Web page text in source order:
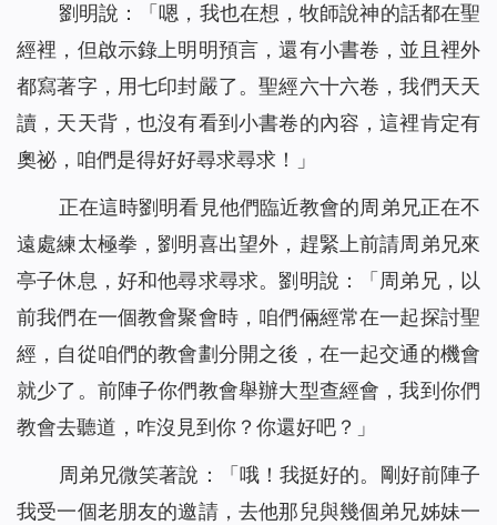
劉明說：「嗯，我也在想，牧師說神的話都在聖
經裡，但啟示錄上明明預言，還有小書卷，並且裡外
都寫著字，用七印封嚴了。聖經六十六卷，我們天天
讀，天天背，也沒有看到小書卷的內容，這裡肯定有
奧祕，咱們是得好好尋求尋求！」
正在這時劉明看見他們臨近教會的周弟兄正在不
遠處練太極拳，劉明喜出望外，趕緊上前請周弟兄來
亭子休息，好和他尋求尋求。劉明說：「周弟兄，以
前我們在一個教會聚會時，咱們倆經常在一起探討聖
經，自從咱們的教會劃分開之後，在一起交通的機會
就少了。前陣子你們教會舉辦大型查經會，我到你們
教會去聽道，咋沒見到你？你還好吧？」
周弟兄微笑著說：「哦！我挺好的。剛好前陣子
我受一個老朋友的邀請，去他那兒與幾個弟兄姊妹一